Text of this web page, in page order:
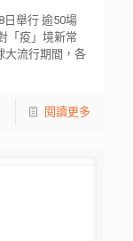
日舉行 逾50場
「疫」境新常
大流行期間，各
閱讀更多